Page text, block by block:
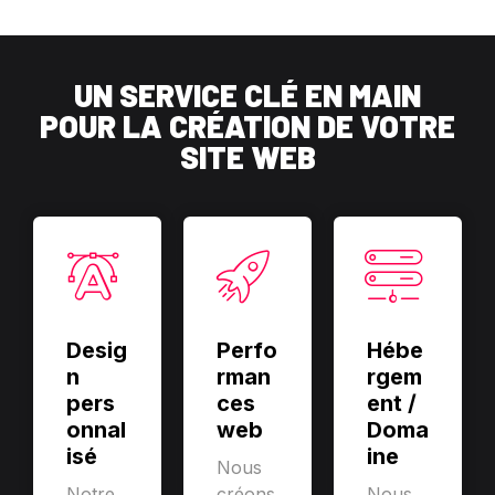
UN SERVICE CLÉ EN MAIN
POUR LA CRÉATION DE VOTRE
SITE WEB
Desig
n
pers
onnal
isé
Perfo
rman
ces
web
Nous
Hébe
rgem
ent /
Doma
ine